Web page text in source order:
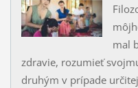
mal
zdravie, rozumieť
druhým v prípade